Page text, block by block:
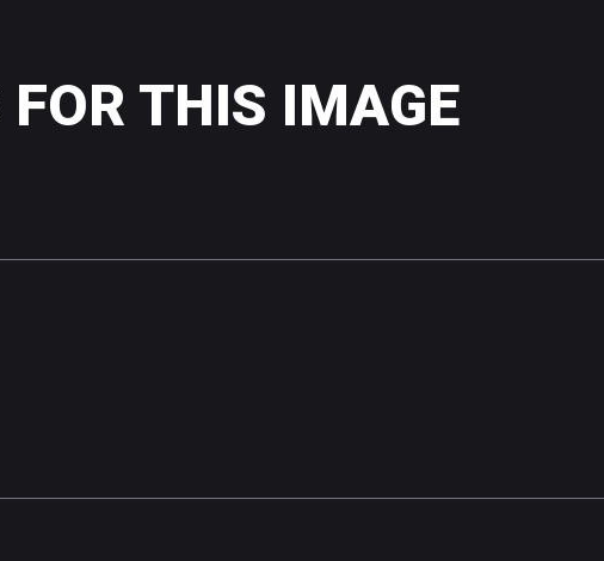
FOR THIS IMAGE